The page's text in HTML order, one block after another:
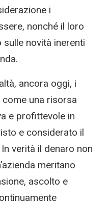
i
nonché il loro
novità inerenti
ancora oggi, i
una risorsa
e profittevole in
e considerato il
verità il denaro non
meritano
ascolto e